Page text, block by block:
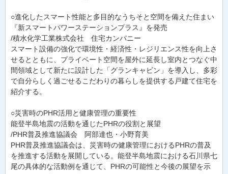
○進化したスマート性能と多目的なうちそと空間を備えた住まい
『新スマートパワーステーションプラス』を発売
/積水化学工業株式会社 住宅カンパニー
スマート設備の強化で環境性・経済性・レジリエンス性を向上さ
せるとともに、プライベート空間を屋外に延長し室内とつなぐ中
間領域として新たに設計した「グランキャビン」を導入し、多彩
で自分らしく過ごせるこだわりの暮らしを提供する戸建て住宅を
紹介する。
○災害時のPHR活用と健康管理の重要性
能登半島地震の活動を通じたPHRの役割と展望
/PHR普及推進協議会 阿部達也・小野育美
PHR普及推進協議会は、災害時の健康管理におけるPHRの普及
を推進する活動を展開している。能登半島地震における石川県七
尾の具体的な活動例を通じて、PHRの可能性と今後の展望を示